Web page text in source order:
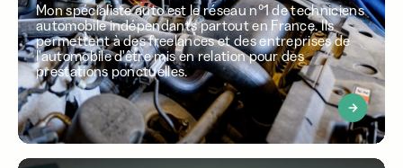
Mon spécialiste auto est le réseau n°1 de techniciens
automobile indépendants partout en France. Ils
permettent à des freelances et des entreprises de
l'automobile d'être mis en relation pour des
prestations ponctuelles.